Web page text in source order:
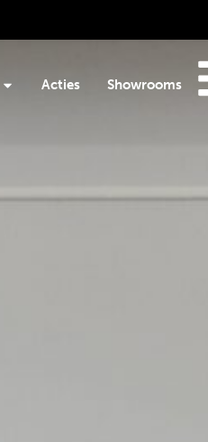
Acties Showrooms